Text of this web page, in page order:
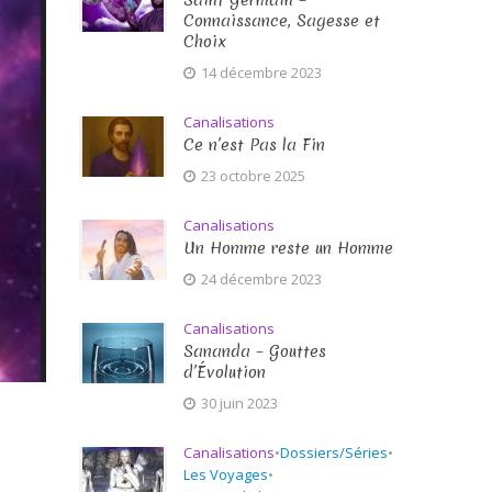
Connaissance, Sagesse et
Choix
14 décembre 2023
Canalisations
Ce n’est Pas la Fin
23 octobre 2025
Canalisations
Un Homme reste un Homme
24 décembre 2023
Canalisations
Sananda – Gouttes
d’Évolution
30 juin 2023
Canalisations•Dossiers/Séries•
Les Voyages•